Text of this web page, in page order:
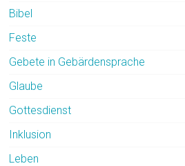
Bibel
Feste
Gebete in Gebärdensprache
Glaube
Gottesdienst
Inklusion
Leben